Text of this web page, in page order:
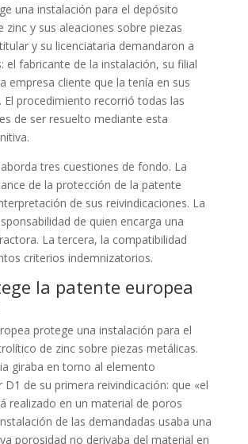
una instalación para el depósito
zinc y sus aleaciones sobre piezas
y su licenciataria demandaron a
el fabricante de la instalación, su filial
empresa cliente que la tenía en sus
El procedimiento recorrió todas las
de ser resuelto mediante esta
tres cuestiones de fondo. La
de la protección de la patente
de sus reivindicaciones. La
de quien encarga una
La tercera, la compatibilidad
criterios indemnizatorios.
la patente europea
protege una instalación para el
de zinc sobre piezas metálicas.
giraba en torno al elemento
D1 de su primera reivindicación: que «el
realizado en un material de poros
de las demandadas usaba una
porosidad no derivaba del material en